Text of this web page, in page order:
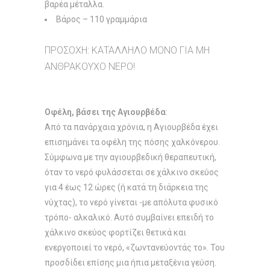
βαρέα μέταλλα.
Βάρος – 110 γραμμάρια
ΠΡΟΣΟΧΗ: ΚΑΤΑΛΛΗΛΟ ΜΟΝΟ ΓΙΑ ΜΗ
ΑΝΘΡΑΚΟΥΧΟ ΝΕΡΟ!
Οφέλη, βάσει της Αγιουρβέδα:
Από τα πανάρχαια χρόνια, η Αγιουρβέδα έχει
επισημάνει τα οφέλη της πόσης χαλκόνερου.
Σύμφωνα με την αγιουρβεδική θεραπευτική,
όταν το νερό φυλάσσεται σε χάλκινο σκεύος
για 4 έως 12 ώρες (ή κατά τη διάρκεια της
νύχτας), το νερό γίνεται -με απόλυτα φυσικό
τρόπο- αλκαλικό. Αυτό συμβαίνει επειδή το
χάλκινο σκεύος φορτίζει θετικά και
ενεργοποιεί το νερό, «ζωντανεύοντάς το». Του
προσδίδει επίσης μια ήπια μεταξένια γεύση.